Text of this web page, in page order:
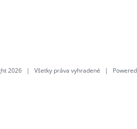
2026 | Všetky práva vyhradené |